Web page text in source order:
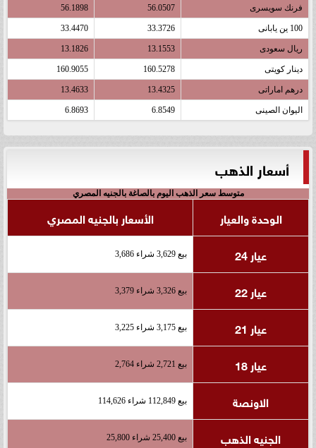
فرنك سويسرى 56.0507
56.1898
100 ين يابانى 33.3726
33.4470
ريال سعودى 13.1553
13.1826
دينار كويتى 160.5278
160.9055
درهم اماراتى 13.4325
13.4633
اليوان الصينى 6.8549
6.8693
أسعار الذهب
متوسط سعر الذهب اليوم بالصاغة بالجنيه المصري
الوحدة والعيار
الأسعار بالجنيه المصري
عيار 24
بيع 3,629 شراء 3,686
عيار 22 بيع 3,326 شراء 3,379
عيار 21 بيع 3,175 شراء 3,225
عيار 18 بيع 2,721 شراء 2,764
الاونصة بيع 112,849 شراء 114,626
الجنيه الذهب بيع 25,400 شراء 25,800